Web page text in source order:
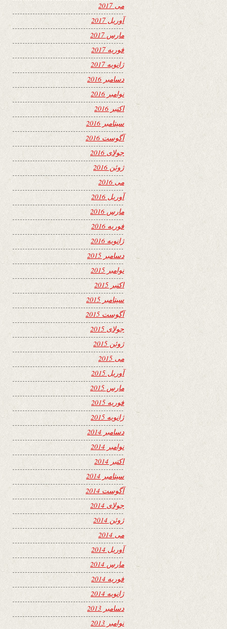
می 2017
آوریل 2017
مارس 2017
فوریه 2017
ژانویه 2017
دسامبر 2016
نوامبر 2016
اکتبر 2016
سپتامبر 2016
آگوست 2016
جولای 2016
ژوئن 2016
می 2016
آوریل 2016
مارس 2016
فوریه 2016
ژانویه 2016
دسامبر 2015
نوامبر 2015
اکتبر 2015
سپتامبر 2015
آگوست 2015
جولای 2015
ژوئن 2015
می 2015
آوریل 2015
مارس 2015
فوریه 2015
ژانویه 2015
دسامبر 2014
نوامبر 2014
اکتبر 2014
سپتامبر 2014
آگوست 2014
جولای 2014
ژوئن 2014
می 2014
آوریل 2014
مارس 2014
فوریه 2014
ژانویه 2014
دسامبر 2013
نوامبر 2013